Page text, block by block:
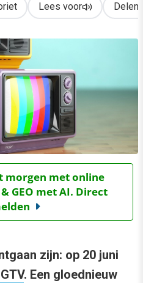
Lees voor Delen
morgen met online
GEO met AI. Direct
zijn: op 20 juni
. Een gloednieuw